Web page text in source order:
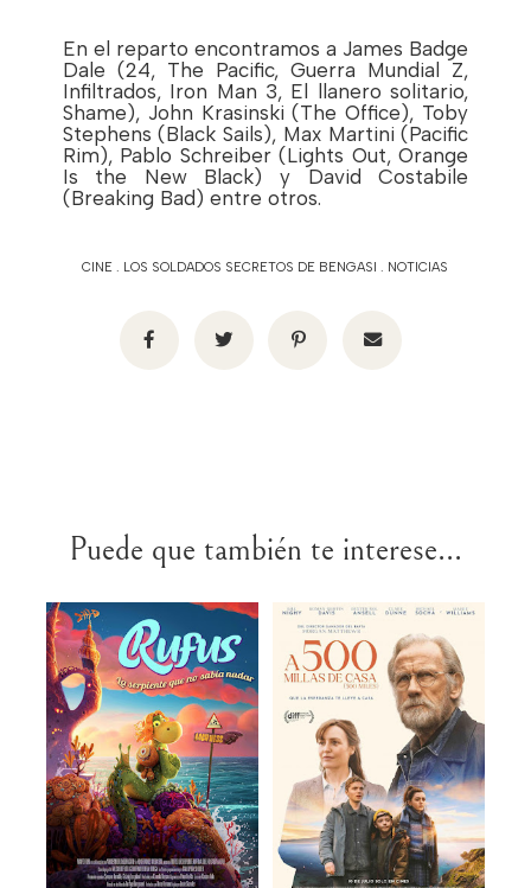
En el reparto encontramos a James Badge
Dale (24, The Pacific, Guerra Mundial Z,
Infiltrados, Iron Man 3, El llanero solitario,
Shame), John Krasinski (The Office), Toby
Stephens (Black Sails), Max Martini (Pacific
Rim), Pablo Schreiber (Lights Out, Orange
Is the New Black) y David Costabile
(Breaking Bad) entre otros.
CINE . LOS SOLDADOS SECRETOS DE BENGASI . NOTICIAS
Puede que también te interese...